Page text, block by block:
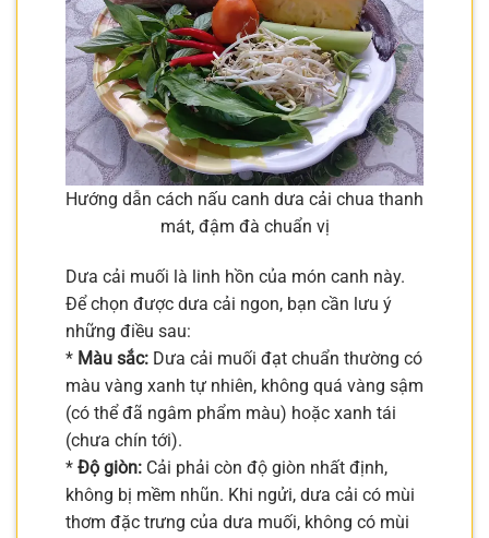
Hướng dẫn cách nấu canh dưa cải chua thanh
mát, đậm đà chuẩn vị
Dưa cải muối là linh hồn của món canh này.
Để chọn được dưa cải ngon, bạn cần lưu ý
những điều sau:
* Màu sắc: Dưa cải muối đạt chuẩn thường có
màu vàng xanh tự nhiên, không quá vàng sậm
(có thể đã ngâm phẩm màu) hoặc xanh tái
(chưa chín tới).
* Độ giòn: Cải phải còn độ giòn nhất định,
không bị mềm nhũn. Khi ngửi, dưa cải có mùi
thơm đặc trưng của dưa muối, không có mùi